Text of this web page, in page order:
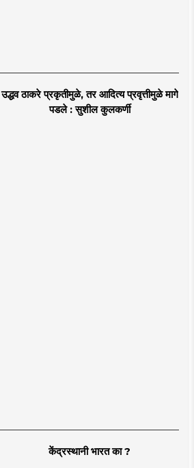
उद्धव ठाकरे प्रकृतीमुळे, तर आदित्य प्रवृत्तीमुळे मागे
पडले : सुशील कुलकर्णी
केंद्रस्थानी भारत का ?